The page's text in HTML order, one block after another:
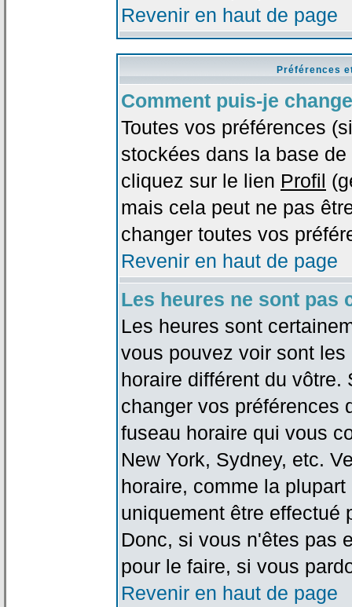
Revenir en haut de page
Préférences
Comment puis-je
Toutes vos préférences
stockées dans la base
cliquez sur le lien Profil
mais cela peut ne pas
changer toutes vos
Revenir en haut de page
Les heures ne sont pas
Les heures sont
vous pouvez voir sont
horaire différent du
changer vos préférences
fuseau horaire qui vous
New York, Sydney, etc.
horaire, comme la
uniquement être effectué
Donc, si vous n'êtes pas
pour le faire, si vous
Revenir en haut de page